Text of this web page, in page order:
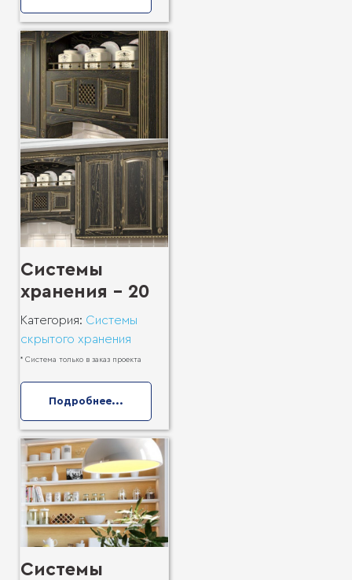
Системы
хранения - 20
Категория: Системы
скрытого хранения
* Система только в заказ проекта
Подробнее...
Системы